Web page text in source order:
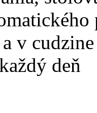
v cudzine
deň